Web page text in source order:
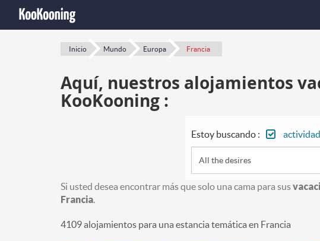
Inicio Mundo Europa Francia
Aquí, nuestros alojamientos
KooKooning :
Estoy buscando :
All the desires
Si usted desea encontrar más que solo una cama para sus
Francia.
4109 alojamientos para una estancia temática en Francia